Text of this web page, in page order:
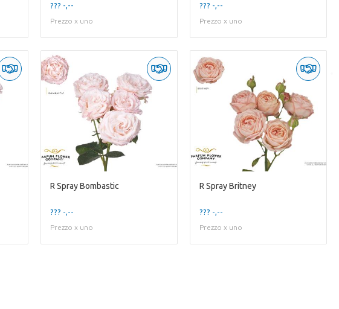
??? -,--
Prezzo x uno
??? -,--
Prezzo x uno
R Spray Bombastic
??? -,--
Prezzo x uno
R Spray Britney
??? -,--
Prezzo x uno